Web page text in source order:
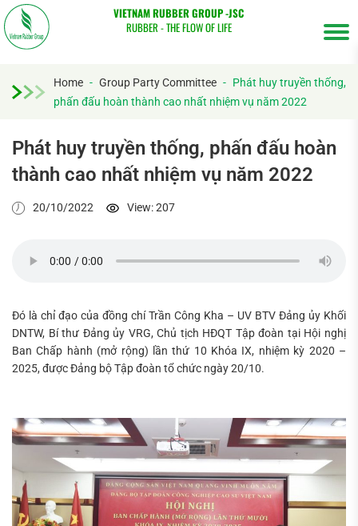
VIETNAM RUBBER GROUP -JSC
RUBBER - THE FLOW OF LIFE
Home - Group Party Committee - Phát huy truyền thống,
phấn đấu hoàn thành cao nhất nhiệm vụ năm 2022
Phát huy truyền thống, phấn đấu hoàn
thành cao nhất nhiệm vụ năm 2022
20/10/2022 View: 207
Đó là chỉ đạo của đồng chí Trần Công Kha – UV BTV Đảng ủy Khối
DNTW, Bí thư Đảng ủy VRG, Chủ tịch HĐQT Tập đoàn tại Hội nghị
Ban Chấp hành (mở rộng) lần thứ 10 Khóa IX, nhiệm kỳ 2020 –
2025, được Đảng bộ Tập đoàn tổ chức ngày 20/10.
Tìm
kiếm...